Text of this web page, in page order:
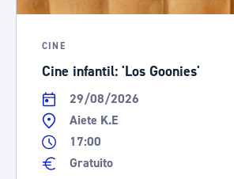
CINE
Cine infantil: 'Los Goonies'
29/08/2026
Aiete K.E
17:00
Gratuito